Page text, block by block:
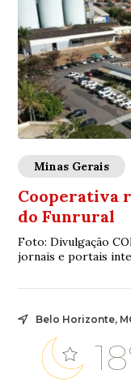
Minas Gerais
Cooperativa
do Funrural
Foto: Divulgação
jornais e portais
Belo Horizonte,